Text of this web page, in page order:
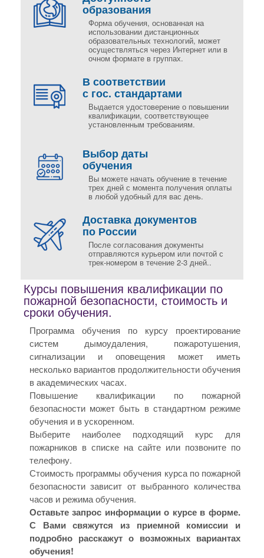
образования
Форма обучения, основанная на
использовании дистанционных
образовательных технологий, может
осуществляться через Интернет или в
очном формате в группах.
В соответствии
с гос. стандартами
Выдается удостоверение о повышении
квалификации, соответствующее
установленным требованиям.
Выбор даты
обучения
Вы можете начать обучение в течение
трех дней с момента получения оплаты
в любой удобный для вас день.
Доставка документов
по России
После согласования документы
отправляются курьером или почтой с
трек-номером в течение 2-3 дней..
Курсы повышения квалификации по
пожарной безопасности, стоимость и
сроки обучения.
Программа обучения по курсу проектирование
систем дымоудаления, пожаротушения,
сигнализации и оповещения может иметь
несколько вариантов продолжительности обучения
в академических часах.
Повышение квалификации по пожарной
безопасности может быть в стандартном режиме
обучения и в ускоренном.
Выберите наиболее подходящий курс для
пожарников в списке на сайте или позвоните по
телефону.
Стоимость программы обучения курса по пожарной
безопасности зависит от выбранного количества
часов и режима обучения.
Оставьте запрос информации о курсе в форме.
С Вами свяжутся из приемной комиссии и
подробно расскажут о возможных вариантах
обучения!